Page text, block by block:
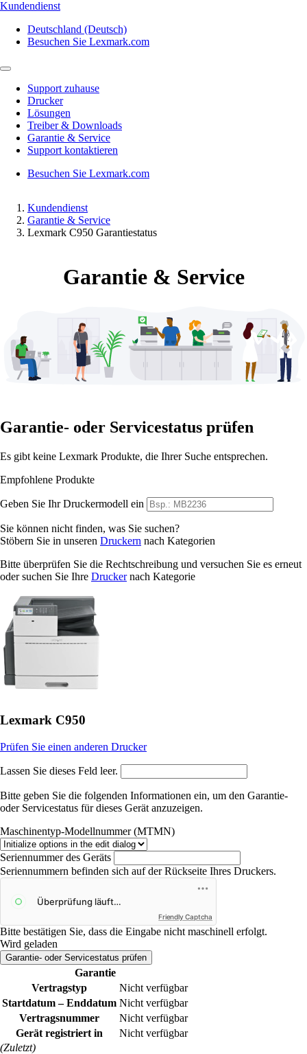
Kundendienst
Deutschland (Deutsch)
Besuchen Sie Lexmark.com
Support zuhause
Drucker
Lösungen
Treiber & Downloads
Garantie & Service
Support kontaktieren
Besuchen Sie Lexmark.com
Kundendienst
Garantie & Service
Lexmark C950 Garantiestatus
Garantie & Service
Garantie- oder Servicestatus prüfen
Es gibt keine Lexmark Produkte, die Ihrer Suche entsprechen.
Empfohlene Produkte
Geben Sie Ihr Druckermodell ein
Sie können nicht finden, was Sie suchen?
Stöbern Sie in unseren Druckern nach Kategorien
Bitte überprüfen Sie die Rechtschreibung und versuchen Sie es erneut
oder suchen Sie Ihre Druckernach Kategorie
Lexmark C950
Prüfen Sie einen anderen Drucker
Lassen Sie dieses Feld leer.
Bitte geben Sie die folgenden Informationen ein, um den Garantie-
oder Servicestatus ​für dieses Gerät anzuzeigen.
Maschinentyp-Modellnummer (MTMN)
Seriennummer des Geräts
Seriennummern befinden sich auf der Rückseite Ihres Druckers.
Friendly Captcha
Bitte bestätigen Sie, dass die Eingabe nicht maschinell erfolgt.
Wird geladen
Garantie- oder Servicestatus prüfen​
Garantie
Vertragstyp
Nicht verfügbar
Startdatum – Enddatum Nicht verfügbar
Vertragsnummer
Nicht verfügbar
Gerät registriert in
Nicht verfügbar
(Zuletzt)